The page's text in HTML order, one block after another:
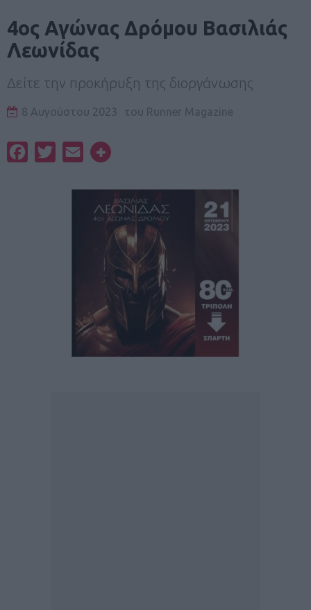
4ος Αγώνας Δρόμου Βασιλιάς
Λεωνίδας
Δείτε την προκήρυξη της διοργάνωσης
8 Αυγούστου 2023 του Runner Magazine
FacebookTwitterEmail